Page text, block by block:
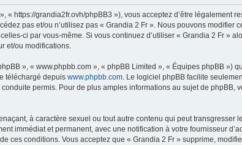
https://grandia2fr.ovh/phpBB3 »), vous acceptez d’être légalement
pas et/ou n’utilisez pas « Grandia 2 Fr ». Nous pouvons modifier
ci par vous-même. Si vous continuez d’utiliser « Grandia 2 Fr »
et/ou modifications.
», « www.phpbb.com », « phpBB Limited », « Équipes phpBB »)
téléchargé depuis www.phpbb.com. Le logiciel phpBB facilite
permis. Pour de plus amples informations au sujet de phpBB,
à caractère sexuel ou tout autre contenu qui peut transgresser
immédiat et permanent, avec une notification à votre fournisseur
conditions. Vous acceptez que « Grandia 2 Fr » supprime,